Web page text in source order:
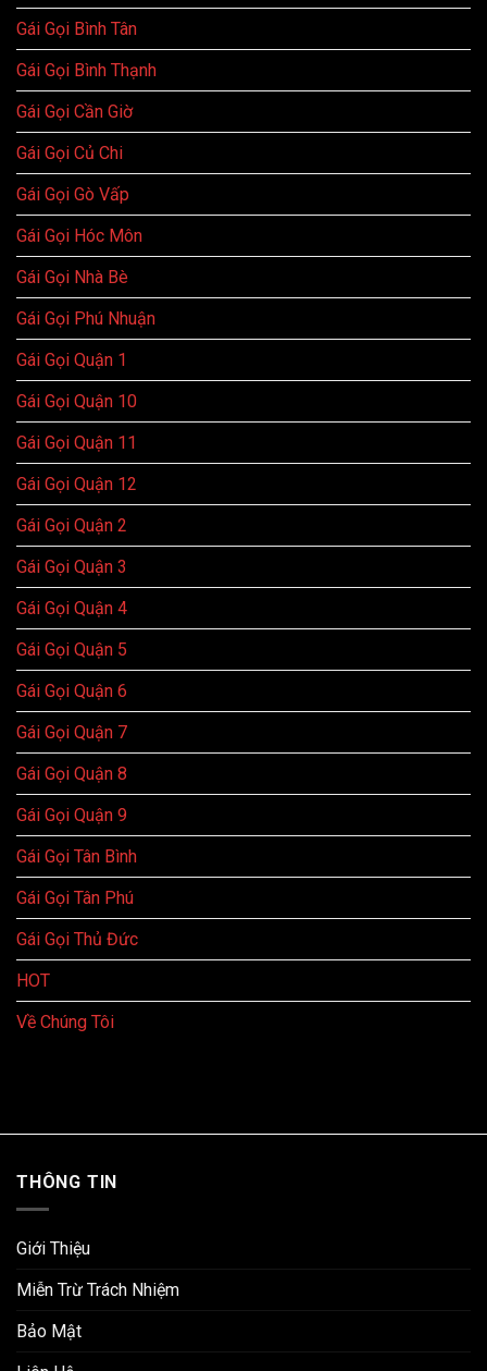
Gái Gọi Bình Tân
Gái Gọi Bình Thạnh
Gái Gọi Cần Giờ
Gái Gọi Củ Chi
Gái Gọi Gò Vấp
Gái Gọi Hóc Môn
Gái Gọi Nhà Bè
Gái Gọi Phú Nhuận
Gái Gọi Quận 1
Gái Gọi Quận 10
Gái Gọi Quận 11
Gái Gọi Quận 12
Gái Gọi Quận 2
Gái Gọi Quận 3
Gái Gọi Quận 4
Gái Gọi Quận 5
Gái Gọi Quận 6
Gái Gọi Quận 7
Gái Gọi Quận 8
Gái Gọi Quận 9
Gái Gọi Tân Bình
Gái Gọi Tân Phú
Gái Gọi Thủ Đức
HOT
Về Chúng Tôi
THÔNG TIN
Giới Thiệu
Miễn Trừ Trách Nhiệm
Bảo Mật